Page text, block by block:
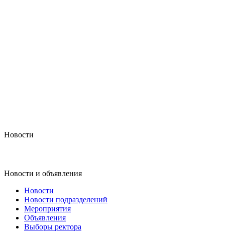
Новости
Новости и объявления
Новости
Новости подразделений
Мероприятия
Объявления
Выборы ректора